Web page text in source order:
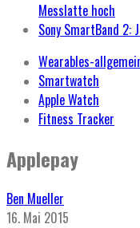
Messlatte hoch
Sony SmartBand
Wearables-
Smartwatch
Apple Watch
Fitness Tracker
Applepay
Ben Mueller
16. Mai 2015